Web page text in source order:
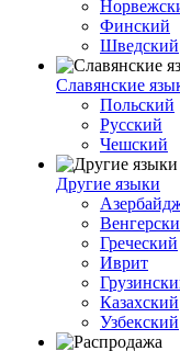
Финский
Шведский
Славянские
Польский
Русский
Чешский
Другие языки
Греческий
Иврит
Казахский
Узбекский